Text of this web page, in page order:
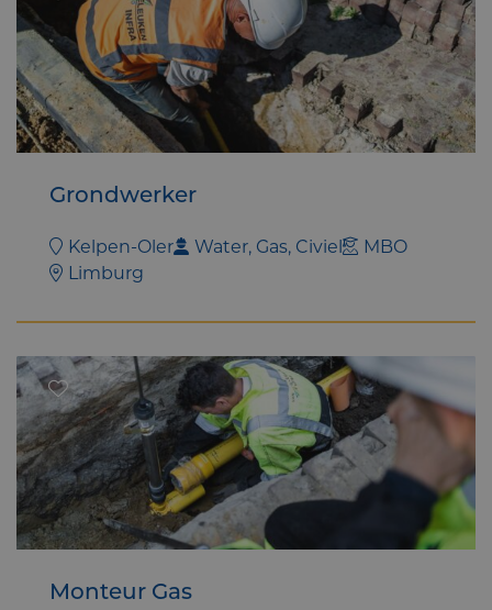
Grondwerker
Kelpen-Oler Water, Gas, Civiel
MBO
Limburg
Monteur Gas